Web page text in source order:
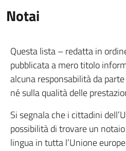
Notai
Questa lista – redatta in
pubblicata a mero titolo
alcuna responsabilità da
né sulla qualità delle
Si segnala che i cittadini
possibilità di trovare un
lingua in tutta l’Unione